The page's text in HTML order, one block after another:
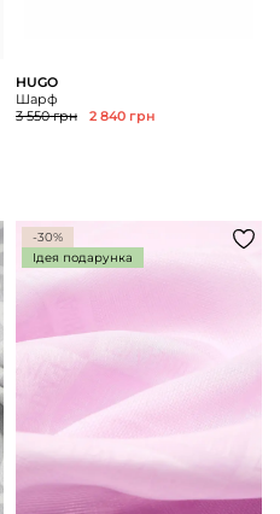
HUGO
Шарф
3 550 грн
2 840 грн
-30%
Ідея подарунка